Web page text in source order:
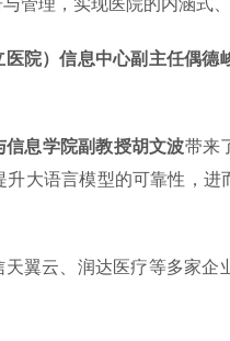
管理，实现医院的内涵式
医院）信息中心副主任偶德
息学院副教授胡文波带来
大语言模型的可靠性，进
翼云、润达医疗等多家